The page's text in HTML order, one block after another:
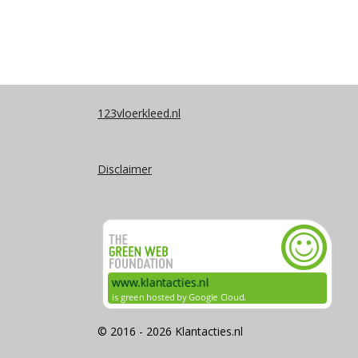
123vloerkleed.nl
Disclaimer
© 2016 - 2026 Klantacties.nl